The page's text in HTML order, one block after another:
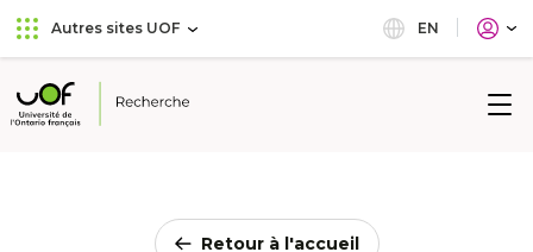
Aller
au
principal
Passer
au
Autres sites UOF EN
Université
Retour à l'accueil